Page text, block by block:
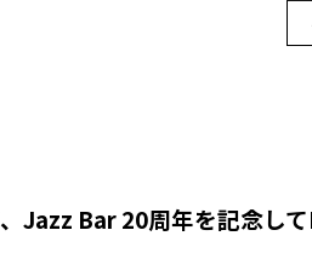
Jazz Bar 20周年を記念し